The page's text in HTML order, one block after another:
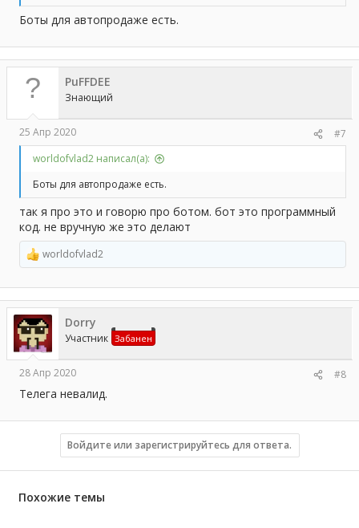
Боты для автопродаже есть.
PuFFDEE
Знающий
25 Апр 2020
#7
worldofvlad2 написал(а):
Боты для автопродаже есть.
так я про это и говорю про ботом. бот это программный
код. не вручную же это делают
Р
е
а
к
ц
и
и
:
worldofvlad2
Dorry
Участник Забанен
28 Апр 2020 #8
Телега невалид.
Войдите или зарегистрируйтесь для ответа.
Похожие темы